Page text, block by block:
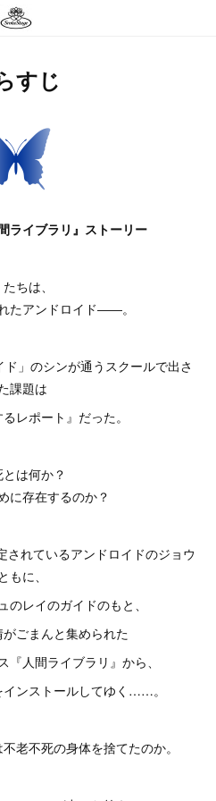
すじ
イブラリ』ストーリー
ちは、
たアンドロイド――。
」のシンが通うスクールで出さ
課題は
レポート』だった。
とは何か？
に存在するのか？
されているアンドロイドのジョウ
もに、
レイのガイドのもと、
ごまんと集められた
『人間ライブラリ』から、
ンストールしてゆく……。
老不死の身体を捨てたのか。